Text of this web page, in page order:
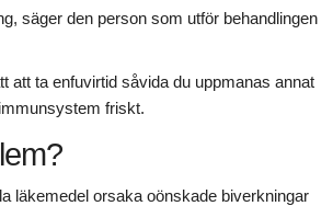
säger den person som utför behandlingen
att ta enfuvirtid såvida du uppmanas annat
friskt.
läkemedel orsaka oönskade biverkningar